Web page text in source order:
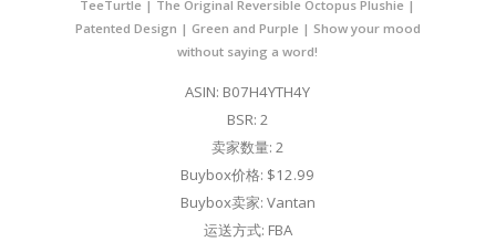
TeeTurtle | The Original Reversible Octopus Plushie |
Patented Design | Green and Purple | Show your mood
without saying a word!
ASIN: B07H4YTH4Y
BSR: 2
卖家数量: 2
Buybox价格: $12.99
Buybox卖家: Vantan
运送方式: FBA